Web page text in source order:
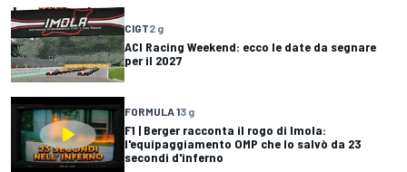
CIGT2 g
ACI Racing Weekend: ecco le date da segnare
per il 2027
FORMULA 13 g
F1 | Berger racconta il rogo di Imola:
l'equipaggiamento OMP che lo salvò da 23
secondi d'inferno